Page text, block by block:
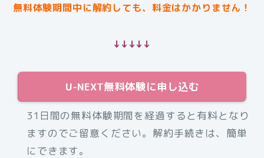
無料体験期間中に解約しても、料金はかかりません！
↓↓↓↓↓
U-NEXT無料体験に申し込む
31日間の無料体験期間を経過すると有料となり
ますのでご留意ください。解約手続きは、簡単
にできます。